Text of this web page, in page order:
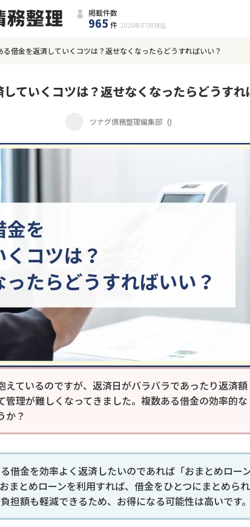
掲載件数
965 件 2026年07月 現在
る借金を返済していくコツは？返せなくなったらどうすればいい？
ていくコツは？返せなくなったらどうすれ
ツナグ債務整理編集部 ()
えているのですが、返済日がバラバラであったり返済額
管理が難しくなってきました。複数ある借金の効率的な
か？
借金を効率よく返済したいのであれば「おまとめロー
まとめローンを利用すれば、借金をひとつにまとめら
担額も軽減できるため、お得になる可能性は高いです。